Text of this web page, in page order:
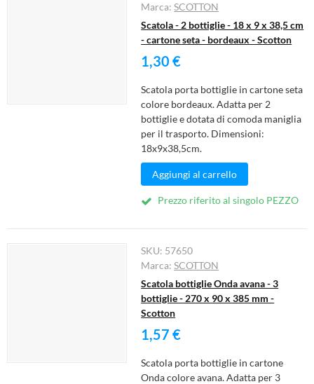
Marca:SCOTTON
Scatola - 2 bottiglie - 18 x 9 x 38,5 cm
- cartone seta - bordeaux - Scotton
1,30 €
Scatola porta bottiglie in cartone seta
colore bordeaux. Adatta per 2
bottiglie e dotata di comoda maniglia
per il trasporto. Dimensioni:
18x9x38,5cm.
Aggiungi al carrello
Prezzo riferito al singolo PEZZO
SKU: 57650
Marca:SCOTTON
Scatola bottiglie Onda avana - 3
bottiglie - 270 x 90 x 385 mm -
Scotton
1,57 €
Scatola porta bottiglie in cartone
Onda colore avana. Adatta per 3